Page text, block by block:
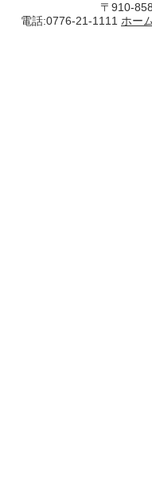
〒910-
電話:0776-21-1111 ホー